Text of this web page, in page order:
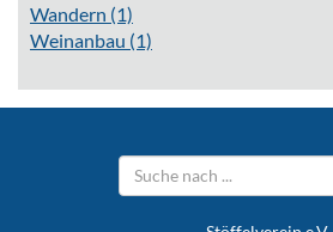
Wandern (1)
Weinanbau (1)